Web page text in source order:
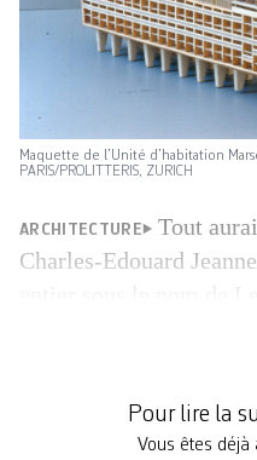
Maquette de l’Unité d’habitation
PARIS/PROLITTERIS, ZURICH
ARCHITECTURE
Tout
Charles-Edouard
s’intéresse à la
Pour lire la
Vous êtes déjà